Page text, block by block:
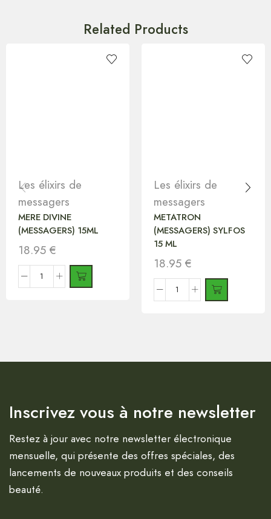
Related Products
Les élixirs de
messagers
MERE DIVINE
(MESSAGERS) 15ML
18.95 €
Les élixirs de
messagers
METATRON
(MESSAGERS) SYLFOS
15 ML
18.95 €
Inscrivez vous à notre newsletter
Restez à jour avec notre newsletter électronique
mensuelle, qui présente des offres spéciales, des
lancements de nouveaux produits et des conseils
beauté.